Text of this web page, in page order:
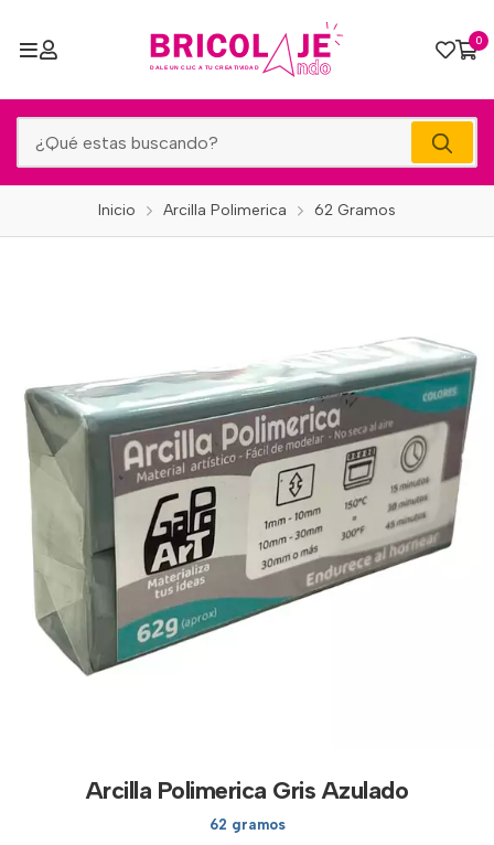
0
Inicio Arcilla Polimerica 62 Gramos
Arcilla Polimerica Gris Azulado
62 gramos